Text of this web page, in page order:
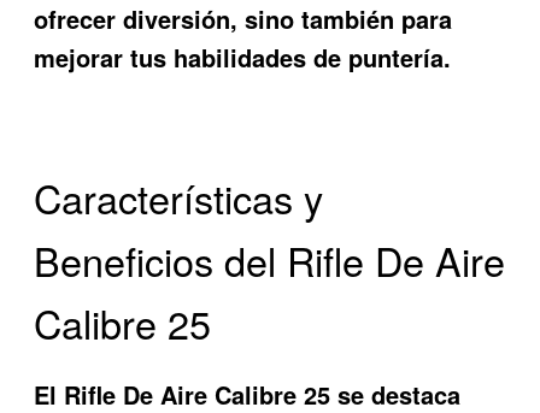
ofrecer diversión, sino también para
mejorar tus habilidades de puntería.
Características y
Beneficios del Rifle De Aire
Calibre 25
El Rifle De Aire Calibre 25 se destaca